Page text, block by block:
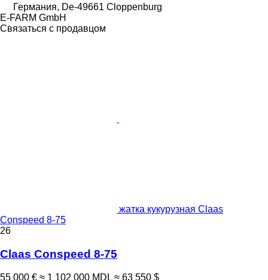
Германия, De-49661 Cloppenburg
E-FARM GmbH
Связаться с продавцом
жатка кукурузная Claas
Conspeed 8-75
26
Claas Conspeed 8-75
55 000 € ≈ 1 102 000 MDL ≈ 63 550 $